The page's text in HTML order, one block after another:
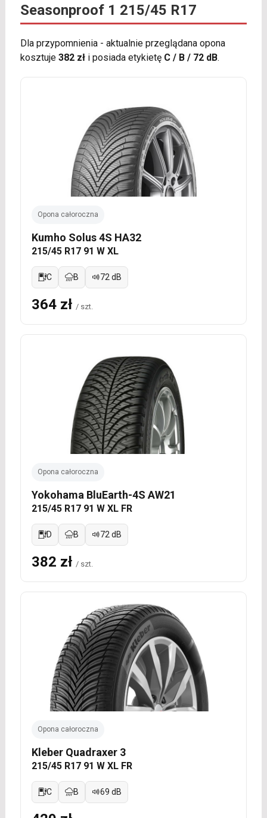
Seasonproof 1 215/45 R17
Dla przypomnienia - aktualnie przeglądana opona
kosztuje 382 złi posiada etykietę C / B / 72 dB.
Opona całoroczna
Kumho Solus 4S HA32
215/45 R17 91 W XL
C B 72 dB
364 zł / szt.
Opona całoroczna
Yokohama BluEarth-4S AW21
215/45 R17 91 W XL FR
D B 72 dB
382 zł / szt.
Opona całoroczna
Kleber Quadraxer 3
215/45 R17 91 W XL FR
C B 69 dB